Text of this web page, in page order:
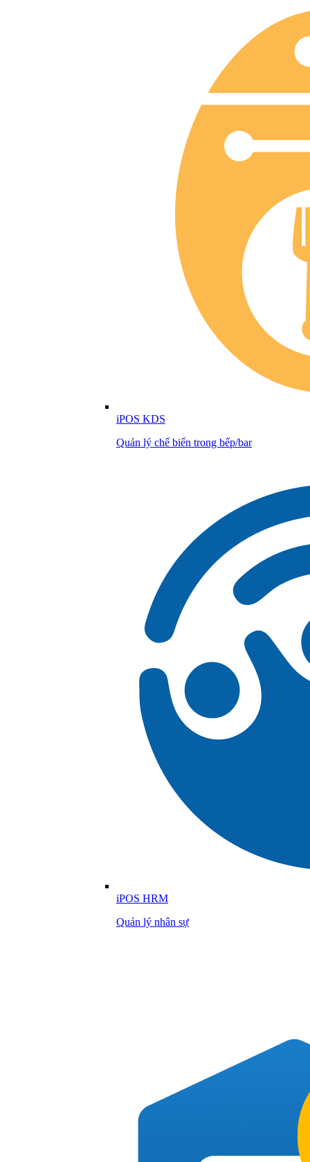
iPOS KDS
Quản lý chế biến trong bếp/bar
iPOS HRM
Quản lý nhân sự